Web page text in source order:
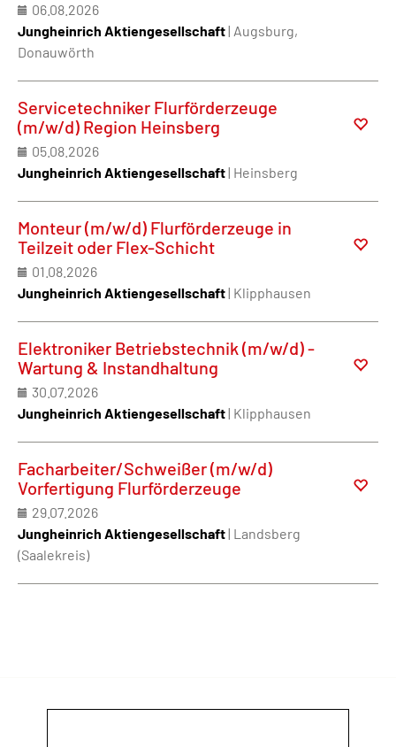
06.08.2026
Jungheinrich Aktiengesellschaft| Augsburg,
Donauwörth
Servicetechniker Flurförderzeuge
(m/w/d) Region Heinsberg
05.08.2026
Jungheinrich Aktiengesellschaft| Heinsberg
Monteur (m/w/d) Flurförderzeuge in
Teilzeit oder Flex-Schicht
01.08.2026
Jungheinrich Aktiengesellschaft| Klipphausen
Elektroniker Betriebstechnik (m/w/d) -
Wartung & Instandhaltung
30.07.2026
Jungheinrich Aktiengesellschaft| Klipphausen
Facharbeiter/Schweißer (m/w/d)
Vorfertigung Flurförderzeuge
29.07.2026
Jungheinrich Aktiengesellschaft| Landsberg
(Saalekreis)